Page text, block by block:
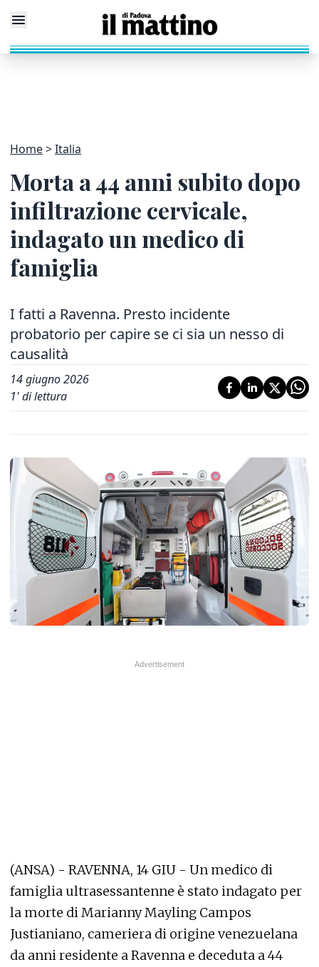
Home Italia
Morta a 44 anni subito dopo
infiltrazione cervicale,
indagato un medico di
famiglia
I fatti a Ravenna. Presto incidente
probatorio per capire se ci sia un nesso di
causalità
14 giugno 2026
1' di lettura
(ANSA) - RAVENNA, 14 GIU - Un medico di
famiglia ultrasessantenne è stato indagato per
la morte di Marianny Mayling Campos
Justianiano, cameriera di origine venezuelana
da anni residente a Ravenna e deceduta a 44